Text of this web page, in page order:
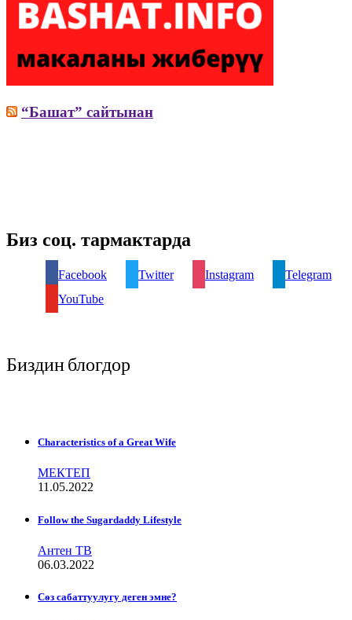
“Башат” сайтынан
Биз соц. тармактарда
Facebook Twitter Instagram
Telegram
YouTube
Биздин блогдор
Characteristics of a Great Wife
МЕКТЕП
11.05.2022
Follow the Sugardaddy Lifestyle
Антен ТВ
06.03.2022
Сѳз сабаттуулугу деген эмне?